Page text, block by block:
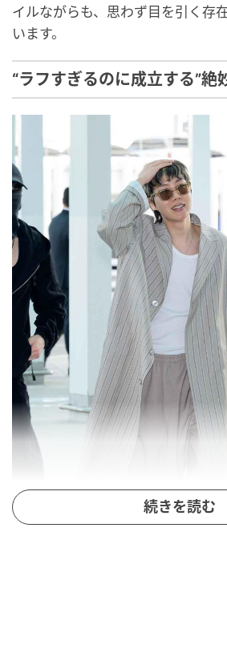
イルながらも、思わず目を引く存
います。
“ラフすぎるのに成立する”絶
続きを読む